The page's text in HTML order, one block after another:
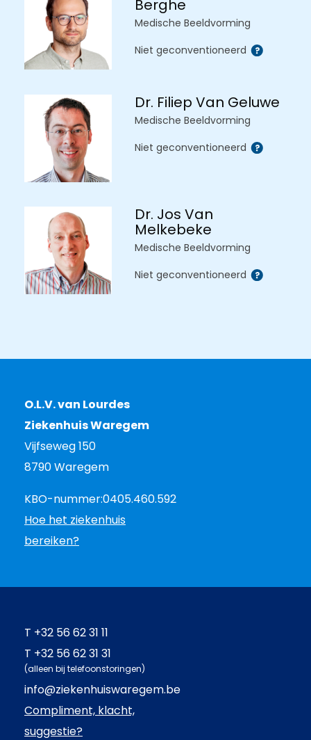
Berghe
Medische Beeldvorming
Niet geconventioneerd
Dr. Filiep Van Geluwe
Medische Beeldvorming
Niet geconventioneerd
Dr. Jos Van
Melkebeke
Medische Beeldvorming
Niet geconventioneerd
O.L.V. van Lourdes
Ziekenhuis Waregem
Vijfseweg 150
8790 Waregem
KBO-nummer:0405.460.592
Hoe het ziekenhuis
bereiken?
T +32 56 62 31 11
T +32 56 62 31 31
(alleen bij telefoonstoringen)
info@ziekenhuiswaregem.be
Compliment, klacht,
suggestie?